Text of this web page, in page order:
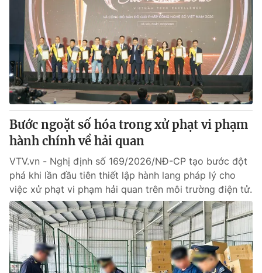
Bước ngoặt số hóa trong xử phạt vi phạm
hành chính về hải quan
VTV.vn - Nghị định số 169/2026/NĐ-CP tạo bước đột
phá khi lần đầu tiên thiết lập hành lang pháp lý cho
việc xử phạt vi phạm hải quan trên môi trường điện tử.